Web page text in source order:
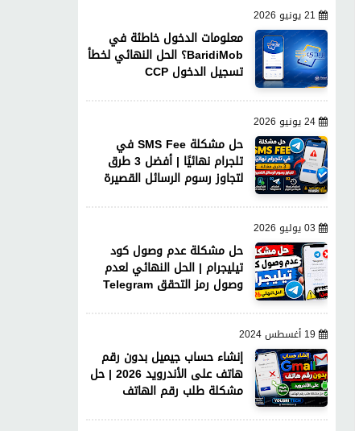
21 يونيو 2026
معلومات الدخول خاطئة في
BaridiMob؟ الحل النهائي لخطأ
تسجيل الدخول CCP
24 يونيو 2026
حل مشكلة SMS Fee في
تلجرام نهائيًا | أفضل 3 طرق
لتجاوز رسوم الرسائل القصيرة
03 يوليو 2026
حل مشكلة عدم وصول كود
تيليجرام | الحل النهائي لعدم
وصول رمز التحقق Telegram
19 أغسطس 2024
إنشاء حساب جيميل بدون رقم
هاتف على الأندرويد 2026 | حل
مشكلة طلب رقم الهاتف